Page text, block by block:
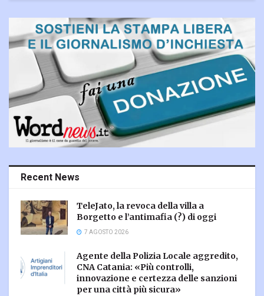
Recent News
TeleJato, la revoca della villa a
Borgetto e l’antimafia (?) di oggi
7 AGOSTO 2026
Agente della Polizia Locale aggredito,
CNA Catania: «Più controlli,
innovazione e certezza delle sanzioni
per una città più sicura»